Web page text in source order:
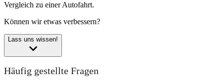
Vergleich zu einer Autofahrt.
Können wir etwas verbessern?
Lass uns wissen!
Häufig gestellte Fragen